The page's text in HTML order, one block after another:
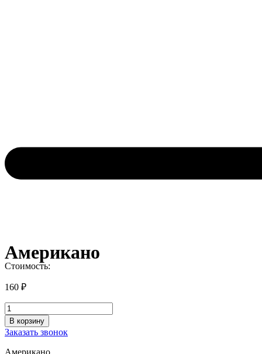
Американо
Стоимость:
160 ₽
Количество
товара
Американо
В корзину
Заказать звонок
Американо